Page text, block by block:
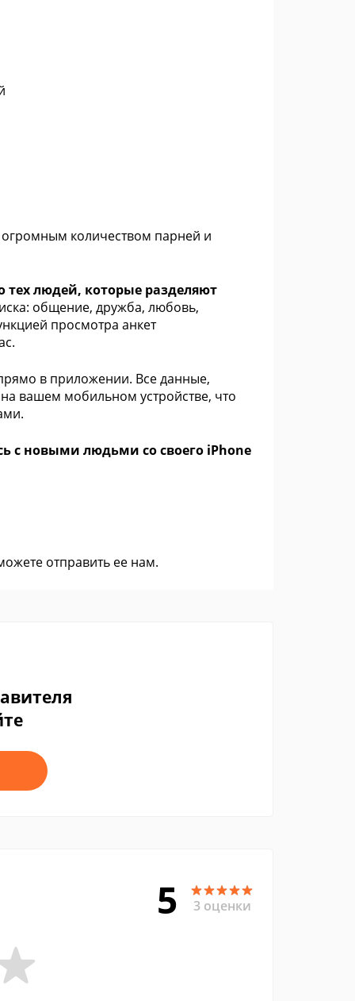
огромным количеством парней и
тех людей, которые разделяют
общение, дружба, любовь,
просмотра анкет
в приложении. Все данные,
вашем мобильном устройстве, что
с новыми людьми со своего iPhone
отправить ее нам.
5 3 оценки